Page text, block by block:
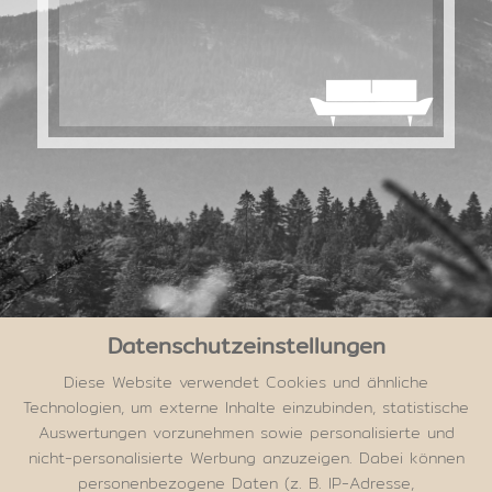
Datenschutzeinstellungen
Diese Website verwendet Cookies und ähnliche
Technologien, um externe Inhalte einzubinden, statistische
Auswertungen vorzunehmen sowie personalisierte und
nicht-personalisierte Werbung anzuzeigen. Dabei können
personenbezogene Daten (z. B. IP-Adresse,